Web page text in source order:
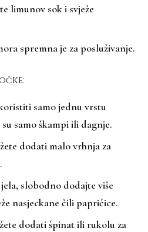
limunov sok i svježe
spremna je za posluživanje.
samo jednu vrstu
samo škampi ili dagnje.
dodati malo vrhnja za
slobodno dodajte više
nasjeckane čili papričice.
dodati špinat ili rukolu za